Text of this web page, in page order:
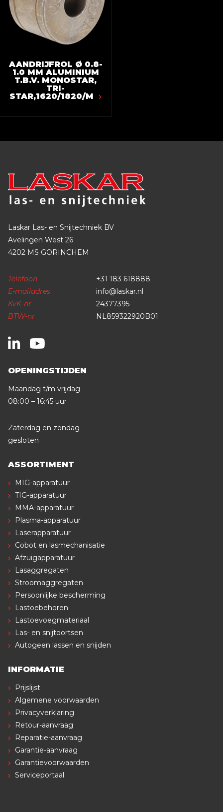
AANDRIJFROL Ø 0.8-
1.0 MM ALUMINIUM
T.B.V. MONOSTAR,
TRI-
STAR,1620/1820/M
Laskar Las- en Snijtechniek BV
Avelingen West 26
4202 MS GORINCHEM
Telefoon
+31 183 618888
E-mailadres
info@laskar.nl
KvK-nr
24377395
BTW-nr
NL859322920B01
OPENINGSTIJDEN
Maandag t/m vrijdag
08:00 – 16:45 uur
Zaterdag en zondag
gesloten
ASSORTIMENT
MIG-apparatuur
TIG-apparatuur
MMA-apparatuur
Plasma-apparatuur
Laserapparatuur
Cobot en lasmechanisatie
Afzuigapparatuur
Lasaggregaten
Stroomaggregaten
Persoonlijke bescherming
Lastoebehoren
Lastoevoegmateriaal
Las- en snijtoortsen
Autogeen lassen en snijden
INFORMATIE
Prijslijst
Algemene voorwaarden
Privacyverklaring
Retour-aanvraag
Reparatie-aanvraag
Garantie-aanvraag
Garantievoorwaarden
Serviceportaal